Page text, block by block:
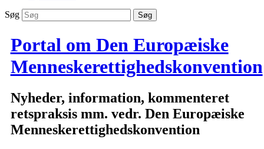
Søg
Portal om Den Europæiske
Menneskerettighedskonvention
Nyheder, information, kommenteret
retspraksis mm. vedr. Den Europæiske
Menneskerettighedskonvention